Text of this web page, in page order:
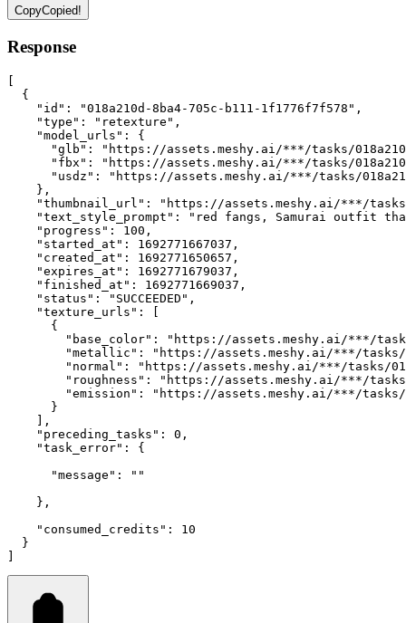
CopyCopied!
Response
[
  {
"id" : "018a210d-8ba4-705c-b111-1f1776f7f578" ,
"type" : "retexture" ,
"model_urls" :
{
"glb" :
"https://assets.meshy.ai/***/tasks/
"fbx" :
"https://assets.meshy.ai/***/tasks/
"usdz" :
"https://assets.meshy.ai/***/tasks/
    }
,
"thumbnail_url" :
"https://assets.meshy.ai/***/tasks/
"text_style_prompt" :
"red fangs, Samurai outfit
"progress" : 100 ,
"started_at" : 1692771667037 ,
"created_at" : 1692771650657 ,
"expires_at" : 1692771679037 ,
"finished_at" : 1692771669037 ,
"status" : "SUCCEEDED" ,
"texture_urls" :
[
      {
"base_color" :
"https://assets.meshy.ai/***/
"metallic" :
"https://assets.meshy.ai/***/tasks/
"normal" :
"https://assets.meshy.ai/***/tasks/
"roughness" :
"https://assets.meshy.ai/***/tasks/
"emission" :
"https://assets.meshy.ai/***/tasks/
      }
    ]
,
"preceding_tasks" : 0 ,
"task_error" :
{
"message" :
""
    }
,
"consumed_credits" :
10
  }
]